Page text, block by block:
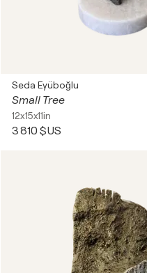
Seda Eyüboğlu
Small Tree
12x15x11in
3 810 $US